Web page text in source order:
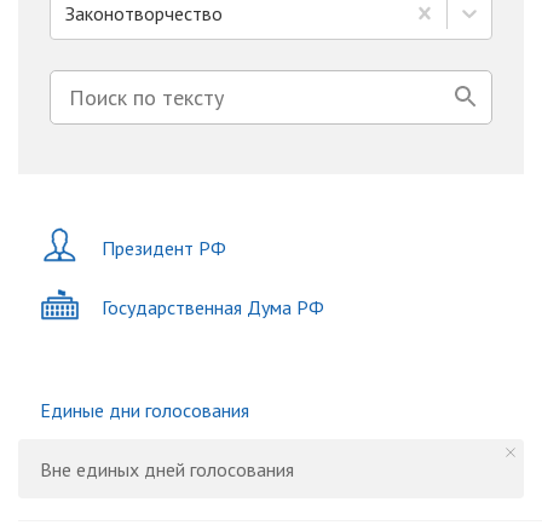
Законотворчество
Президент РФ
Государственная Дума РФ
Единые дни голосования
Вне единых дней голосования